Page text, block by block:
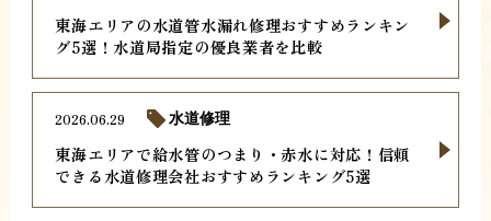
東海エリアの水道管水漏れ修理おすすめランキン
グ5選！水道局指定の優良業者を比較
東海エリアで給水管のつまり・赤水に対応！信頼
できる水道修理会社おすすめランキング5選
2026.06.29 水道修理